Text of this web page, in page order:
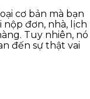
cơ bản mà bạn
đơn, nhà, lịch
Tuy nhiên, nó
đến sự thật vai